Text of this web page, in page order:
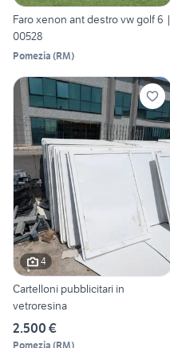
Faro xenon ant destro vw golf 6 |
00528
Pomezia (RM)
4
Cartelloni pubblicitari in
vetroresina
2.500 €
Pomezia (RM)